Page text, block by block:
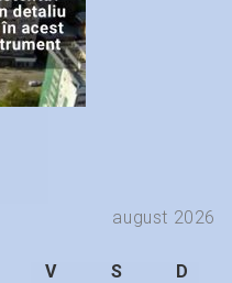
august 2026
V S
D